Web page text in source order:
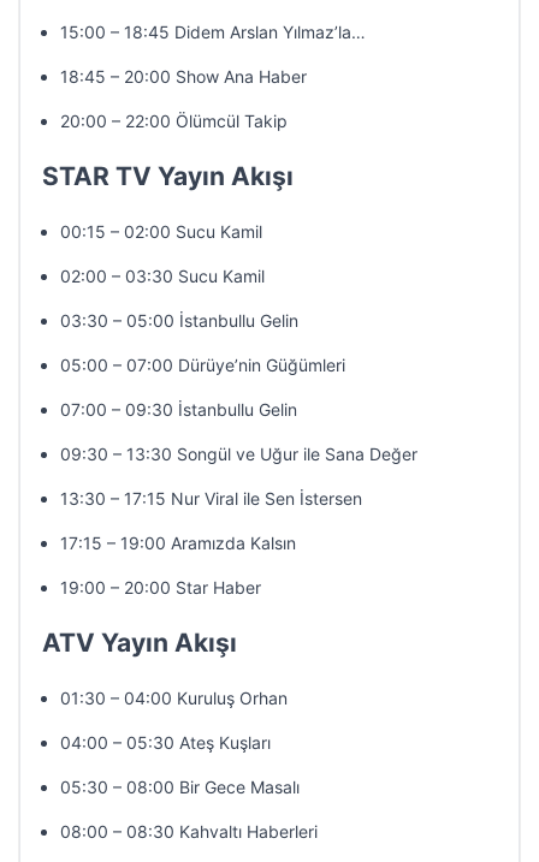
15:00 – 18:45 Didem Arslan Yılmaz’la…
18:45 – 20:00 Show Ana Haber
20:00 – 22:00 Ölümcül Takip
STAR TV Yayın Akışı
00:15 – 02:00 Sucu Kamil
02:00 – 03:30 Sucu Kamil
03:30 – 05:00 İstanbullu Gelin
05:00 – 07:00 Dürüye’nin Güğümleri
07:00 – 09:30 İstanbullu Gelin
09:30 – 13:30 Songül ve Uğur ile Sana Değer
13:30 – 17:15 Nur Viral ile Sen İstersen
17:15 – 19:00 Aramızda Kalsın
19:00 – 20:00 Star Haber
ATV Yayın Akışı
01:30 – 04:00 Kuruluş Orhan
04:00 – 05:30 Ateş Kuşları
05:30 – 08:00 Bir Gece Masalı
08:00 – 08:30 Kahvaltı Haberleri